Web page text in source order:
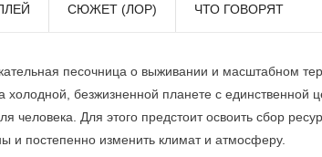
СЮЖЕТ (ЛОР) ЧТО ГОВОРЯТ
песочница о выживании и масштабном
холодной, безжизненной планете с единственной
человека. Для этого предстоит освоить сбор
и постепенно изменить климат и атмосферу.